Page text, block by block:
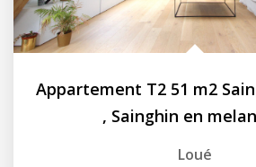
, Sainghin en
Loué